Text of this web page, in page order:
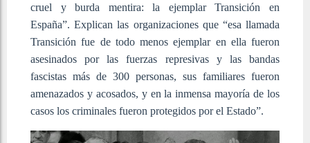
cruel y burda mentira: la ejemplar Transición en
España”. Explican las organizaciones que “esa llamada
Transición fue de todo menos ejemplar en ella fueron
asesinados por las fuerzas represivas y las bandas
fascistas más de 300 personas, sus familiares fueron
amenazados y acosados, y en la inmensa mayoría de los
casos los criminales fueron protegidos por el Estado”.